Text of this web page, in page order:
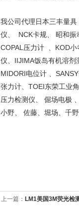
我公司代理日本三丰量
仪、 NCK卡规、 昭和振
COPAL压力计 、KOD
仪、IIJIMA饭岛有机溶剂
MIDORI电位计 、
张力计、TOEI东荣工业
压力检测仪、 倔场电极
小野、 佐藤、堀场、千
上一篇： LM1美国3M荧光检